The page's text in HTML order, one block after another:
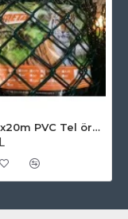
120cmx20m PVC Tel örgü-PVC Bahçe Teli (7cmx7cm Göz Aralığı)